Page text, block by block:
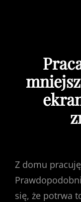
Z domu
się, że potrwa